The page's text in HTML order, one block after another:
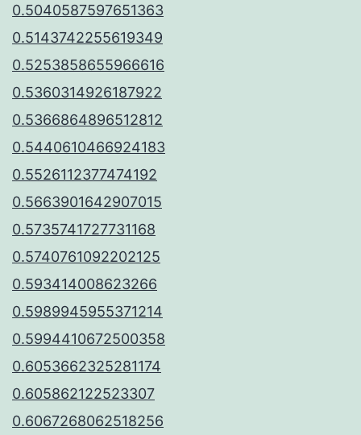
0.5040587597651363
0.5143742255619349
0.5253858655966616
0.5360314926187922
0.5366864896512812
0.5440610466924183
0.5526112377474192
0.5663901642907015
0.5735741727731168
0.5740761092202125
0.593414008623266
0.5989945955371214
0.5994410672500358
0.6053662325281174
0.605862122523307
0.6067268062518256